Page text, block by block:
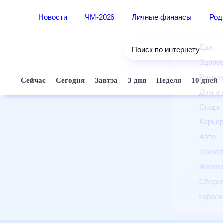
Новости ЧМ-2026 Личные финансы
Еда
Дом
Спорт
Авто
Поиск по интернету
Сейчас Сегодня Завтра 3 дня Неделя 10